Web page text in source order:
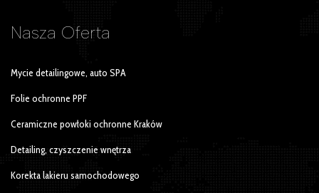
Nasza Oferta
Mycie detailingowe, auto SPA
Folie ochronne PPF
Ceramiczne powłoki ochronne Kraków
Detailing, czyszczenie wnętrza
Korekta lakieru samochodowego